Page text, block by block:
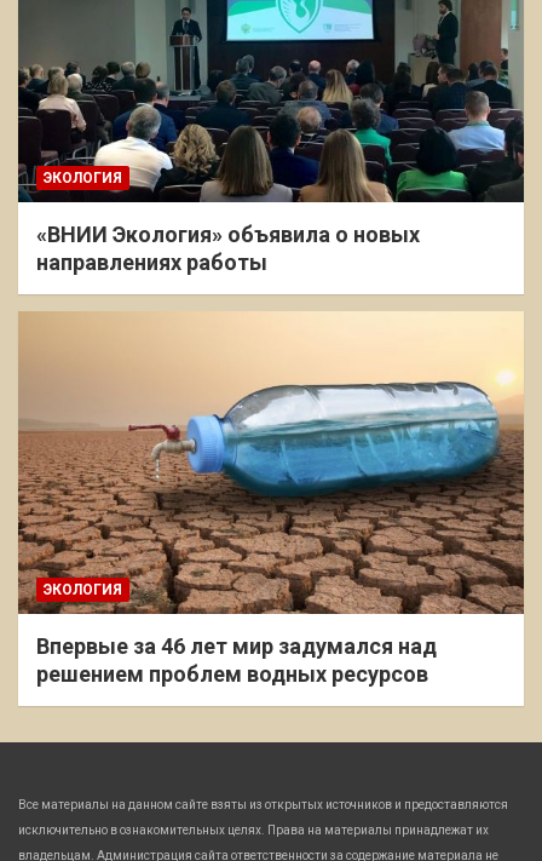
ЭКОЛОГИЯ
«ВНИИ Экология» объявила о новых
направлениях работы
ЭКОЛОГИЯ
Впервые за 46 лет мир задумался над
решением проблем водных ресурсов
Все материалы на данном сайте взяты из открытых источников и предоставляются
исключительно в ознакомительных целях. Права на материалы принадлежат их
владельцам. Администрация сайта ответственности за содержание материала не